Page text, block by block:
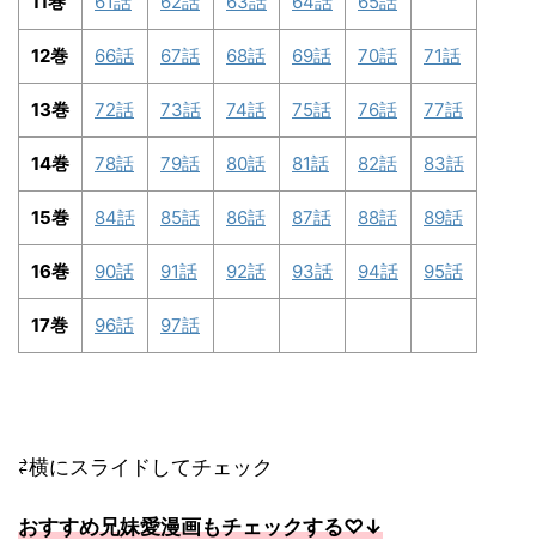
12巻 66話 67話 68話 69話 70話 71話
13巻 72話 73話 74話 75話 76話 77話
14巻 78話 79話 80話 81話 82話 83話
15巻 84話 85話 86話 87話 88話 89話
16巻 90話 91話 92話 93話 94話 95話
17巻 96話 97話
⇄横にスライドしてチェック
おすすめ兄妹愛漫画もチェックする♡↓